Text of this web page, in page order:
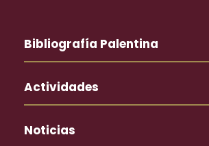
Bibliografía Palentina
Actividades
Noticias